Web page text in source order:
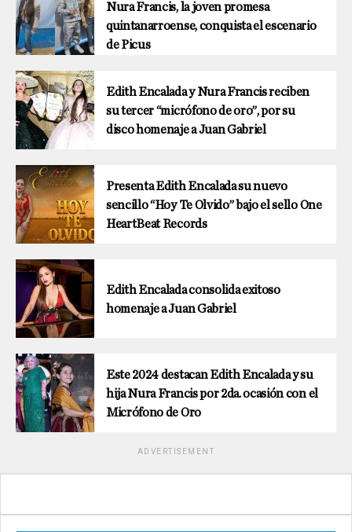
Nura Francis, la joven promesa
quintanarroense, conquista el escenario
de Picus
Edith Encalada y Nura Francis reciben
su tercer “micrófono de oro”, por su
disco homenaje a Juan Gabriel
Presenta Edith Encalada su nuevo
sencillo “Hoy Te Olvido” bajo el sello One
HeartBeat Records
Edith Encalada consolida exitoso
homenaje a Juan Gabriel
Este 2024 destacan Edith Encalada y su
hija Nura Francis por 2da. ocasión con el
Micrófono de Oro
ADVERTISEMENT